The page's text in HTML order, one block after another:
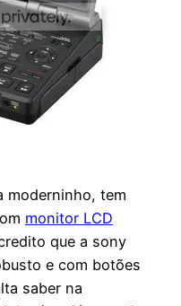
moderninho, tem
monitor LCD
que a sony
e com botões
saber na